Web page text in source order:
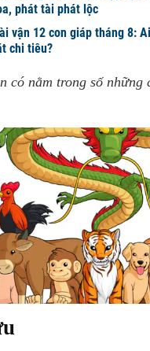
phát tài phát lộc
vận 12 con giáp tháng 8:
chi tiêu?
có nằm trong số